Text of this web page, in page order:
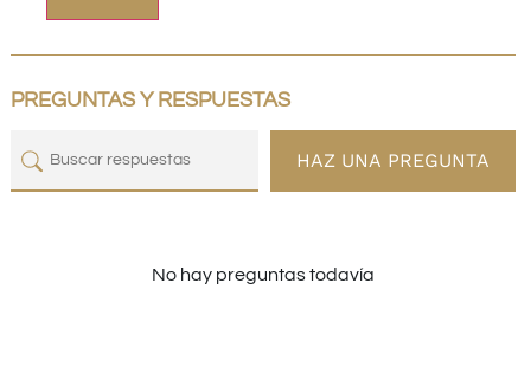
PREGUNTAS Y RESPUESTAS
HAZ UNA PREGUNTA
No hay preguntas todavía